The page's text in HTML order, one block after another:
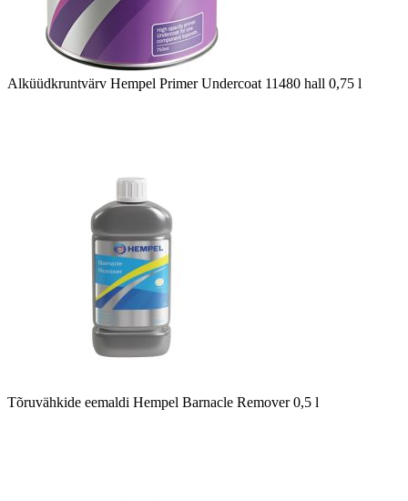
Alküüdkruntvärv Hempel Primer Undercoat 11480 hall 0,75 l
Tõruvähkide eemaldi Hempel Barnacle Remover 0,5 l